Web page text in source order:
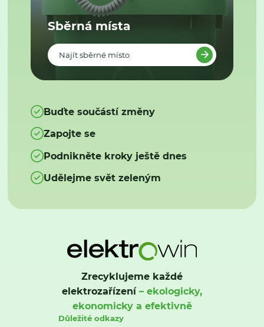
Sběrná místa
Najít sběrné místo
Buďte součástí změny
Zapojte se
Podnikněte kroky ještě dnes
Udělejme svět zeleným
Zrecyklujeme každé
elektrozařízení– ekologicky,
ekonomicky a efektivně
Důležité odkazy